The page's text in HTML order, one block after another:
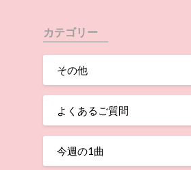
カテゴリー
その他
よくあるご質問
今週の1曲